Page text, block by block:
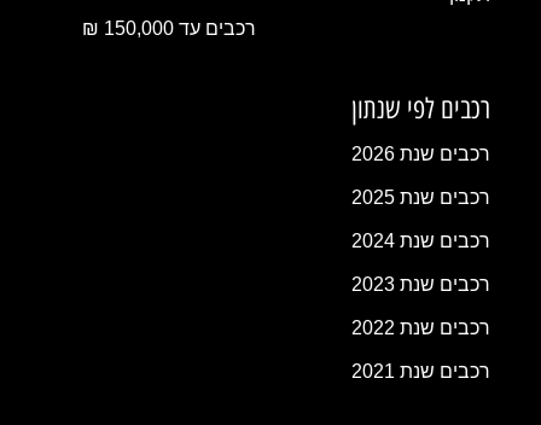
רכבים עד 150,000 ₪
רכבים לפי שנתון
רכבים שנת 2026
רכבים שנת 2025
רכבים שנת 2024
רכבים שנת 2023
רכבים שנת 2022
רכבים שנת 2021